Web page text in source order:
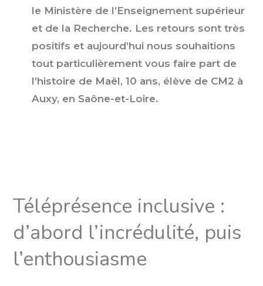
le Ministère de l’Enseignement supérieur
et de la Recherche. Les retours sont très
positifs et aujourd’hui nous souhaitions
tout particulièrement vous faire part de
l’histoire de Maël, 10 ans, élève de CM2 à
Auxy, en Saône-et-Loire.
Téléprésence inclusive :
d’abord l’incrédulité, puis
l’enthousiasme